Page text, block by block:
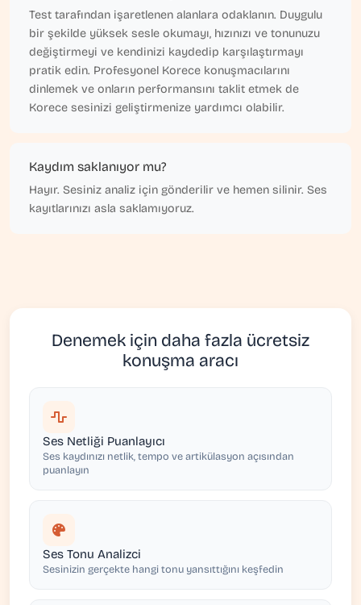
Test tarafından işaretlenen alanlara odaklanın. Duygulu
bir şekilde yüksek sesle okumayı, hızınızı ve tonunuzu
değiştirmeyi ve kendinizi kaydedip karşılaştırmayı
pratik edin. Profesyonel Korece konuşmacılarını
dinlemek ve onların performansını taklit etmek de
Korece sesinizi geliştirmenize yardımcı olabilir.
Kaydım saklanıyor mu?
Hayır. Sesiniz analiz için gönderilir ve hemen silinir. Ses
kayıtlarınızı asla saklamıyoruz.
Denemek için daha fazla ücretsiz
konuşma aracı
Ses Netliği Puanlayıcı
Ses kaydınızı netlik, tempo ve artikülasyon açısından
puanlayın
Ses Tonu Analizci
Sesinizin gerçekte hangi tonu yansıttığını keşfedin